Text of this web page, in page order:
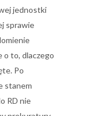
jednostki
sprawie
o to, dlaczego
Po
stanem
RD nie